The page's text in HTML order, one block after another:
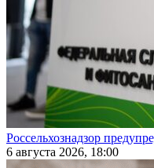
Россельхознадзор
6 августа 2026, 18:00